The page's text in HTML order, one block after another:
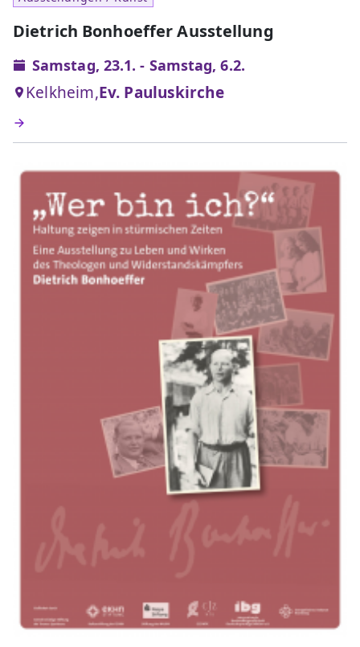
Dietrich Bonhoeffer Ausstellung
Samstag, 23.1. - Samstag, 6.2.
Kelkheim,Ev. Pauluskirche